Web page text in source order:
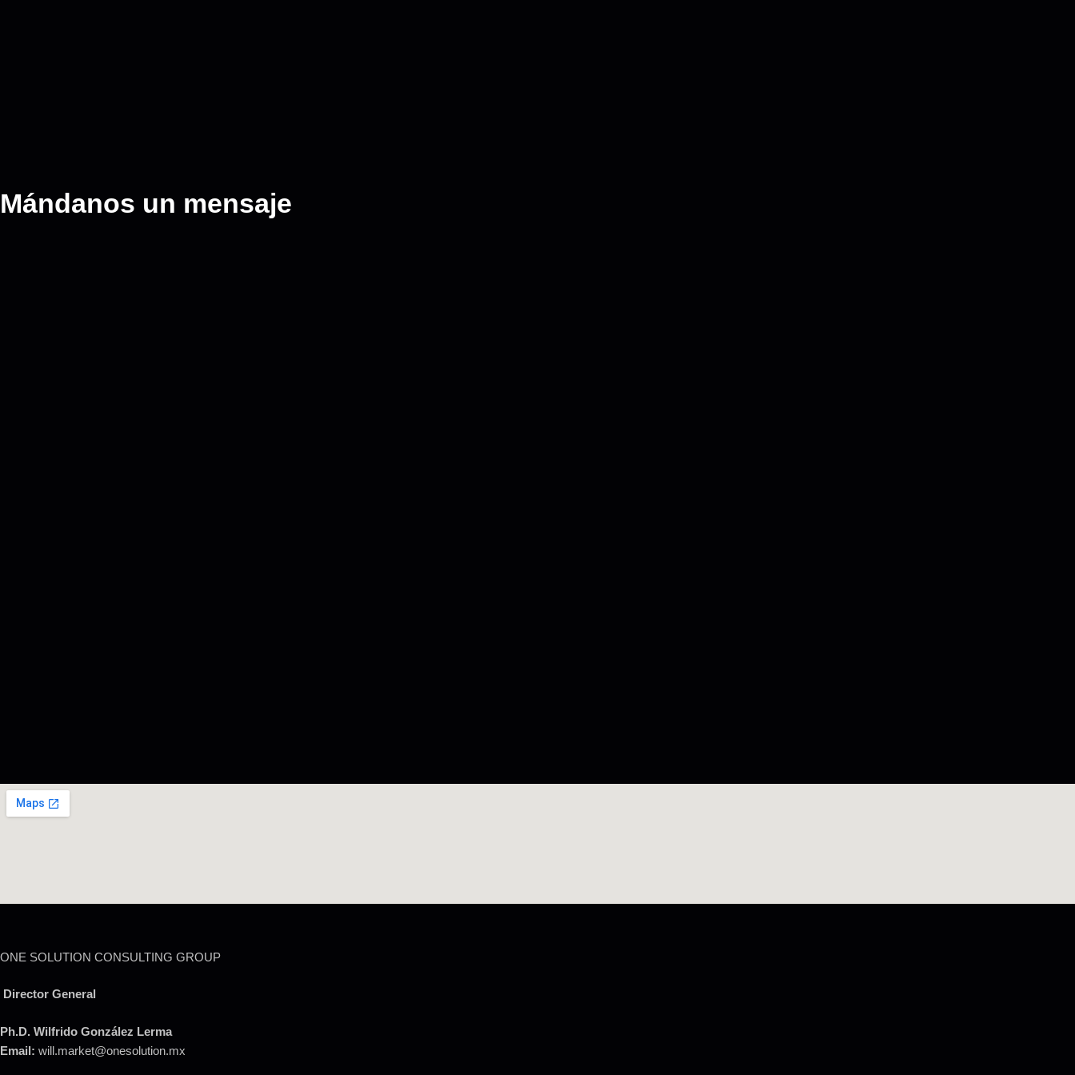
Mándanos un mensaje
ONE SOLUTION CONSULTING GROUP
Director General
Ph.D. Wilfrido González Lerma
Email: will.market@onesolution.mx